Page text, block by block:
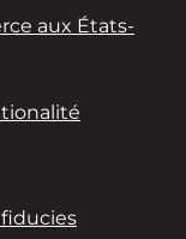
aux États-